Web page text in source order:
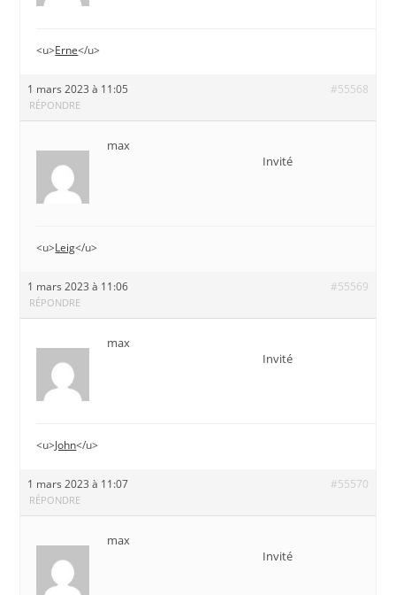
<u>Erne</u>
1 mars 2023 à 11:05 #55568
RÉPONDRE
max
Invité
<u>Leig</u>
1 mars 2023 à 11:06 #55569
RÉPONDRE
max
Invité
<u>John</u>
1 mars 2023 à 11:07 #55570
RÉPONDRE
max
Invité